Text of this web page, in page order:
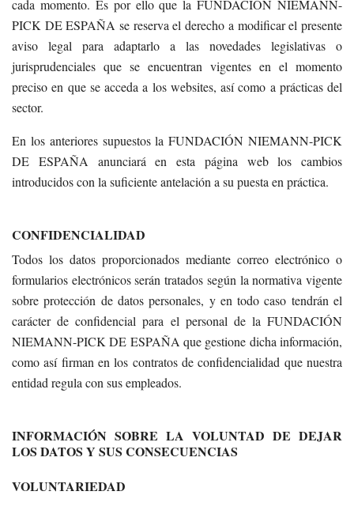
cada momento. Es por ello que la FUNDACIÓN NIEMANN-
PICK DE ESPAÑA se reserva el derecho a modificar el presente
aviso legal para adaptarlo a las novedades legislativas o
jurisprudenciales que se encuentran vigentes en el momento
preciso en que se acceda a los websites, así como a prácticas del
sector.
En los anteriores supuestos la FUNDACIÓN NIEMANN-PICK
DE ESPAÑA anunciará en esta página web los cambios
introducidos con la suficiente antelación a su puesta en práctica.
CONFIDENCIALIDAD
Todos los datos proporcionados mediante correo electrónico o
formularios electrónicos serán tratados según la normativa vigente
sobre protección de datos personales, y en todo caso tendrán el
carácter de confidencial para el personal de la FUNDACIÓN
NIEMANN-PICK DE ESPAÑA que gestione dicha información,
como así firman en los contratos de confidencialidad que nuestra
entidad regula con sus empleados.
INFORMACIÓN SOBRE LA VOLUNTAD DE DEJAR
LOS DATOS Y SUS CONSECUENCIAS
VOLUNTARIEDAD